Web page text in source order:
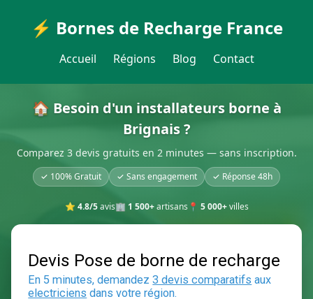
⚡ Bornes de Recharge France
Accueil Régions Blog Contact
🏠 Besoin d'un installateurs borne à
Brignais ?
Comparez 3 devis gratuits en 2 minutes — sans inscription.
✓ 100% Gratuit ✓ Sans engagement ✓ Réponse 48h
⭐ 4.8/5avis🏢 1 500+artisans 📍 5 000+villes